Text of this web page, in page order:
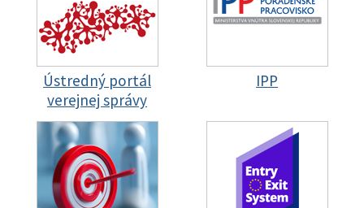
Ústredný portál
verejnej správy
IPP